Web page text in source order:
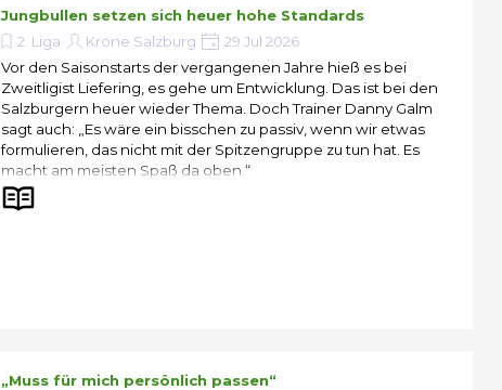
Jungbullen setzen sich heuer hohe Standards
2. Liga
Krone Salzburg
29 Jul 2026
Vor den Saisonstarts der vergangenen Jahre hieß es bei
Zweitligist Liefering, es gehe um Entwicklung. Das ist bei den
Salzburgern heuer wieder Thema. Doch Trainer Danny Galm
sagt auch: „Es wäre ein bisschen zu passiv, wenn wir etwas
formulieren, das nicht mit der Spitzengruppe zu tun hat. Es
macht am meisten Spaß da oben.“
„Muss für mich persönlich passen“